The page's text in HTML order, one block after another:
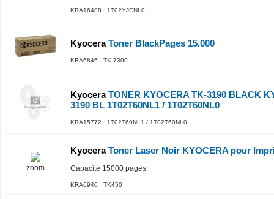
KRA16408 1T02YJCNL0
KyoceraToner BlackPages 15.000
KRA6846 TK-7300
KyoceraTONER KYOCERA TK-3190 BLACK
3190 BL 1T02T60NL1 / 1T02T60NL0
KRA15772 1T02T60NL1 / 1T02T60NL0
zoom
KyoceraToner Laser Noir KYOCERA pour
Capacité 15000 pages
KRA6940 TK450